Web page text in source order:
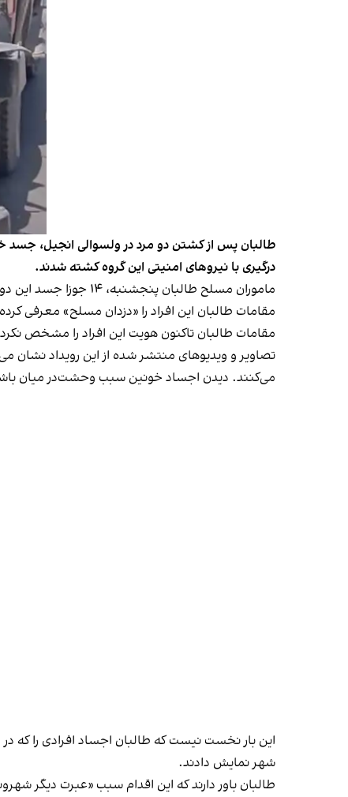
طالبان پس از کشتن دو مرد در ولسوالی انجیل، جسد
درگیری با نیروهای امنیتی این گروه کشته شدند.
ماموران مسلح طالبان پنجشنبه، ۱۴ جوزا جسد این دو مرد را از ولسوالی انجیل در صندوق عقب موتر رنجر به شهر منتقل کردند.
مقامات طالبان این افراد را «دزدان مسلح» معرفی
مقامات طالبان تاکنون هویت این افراد را مشخص
تصاویر و ویدیوهای منتشر شده از این رویداد نشان
می‌کنند. دیدن اجساد خونین سبب وحشت‌در میان
این بار نخست نیست که طالبان اجساد افرادی را که
شهر نمایش دادند.
طالبان باور دارند که این اقدام سبب «عبرت دیگر